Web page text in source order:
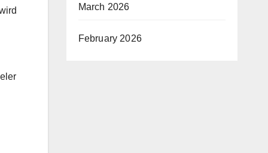
March 2026
February 2026